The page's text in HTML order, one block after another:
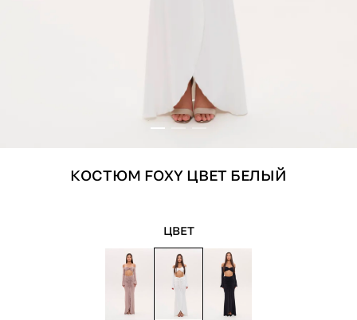
КОСТЮМ FOXY ЦВЕТ БЕЛЫЙ
ЦВЕТ